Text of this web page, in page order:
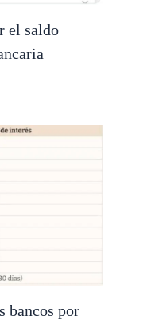
el saldo
bancos por